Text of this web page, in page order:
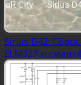
Sirius D42:
ELM327 и